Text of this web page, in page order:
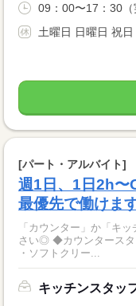
09：00〜17：30（
土曜日 日曜日 祝日
[パート・アルバイト]
週1日、1日2h〜
最優先で働けま
「カウンター」か「キ
さい◎ ◆カウンタースタッフ ・レジでの接客、注文 ・ドリンク作り
・ソフトクリー...
キッチンスタッ